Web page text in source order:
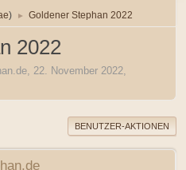
) ► Goldener Stephan 2022
2022
22. November 2022,
BENUTZER-AKTIONEN